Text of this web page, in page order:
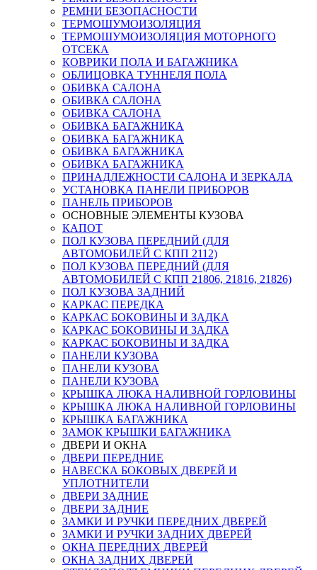
РЕМНИ БЕЗОПАСНОСТИ
ТЕРМОШУМОИЗОЛЯЦИЯ
ТЕРМОШУМОИЗОЛЯЦИЯ МОТОРНОГО
ОТСЕКА
КОВРИКИ ПОЛА И БАГАЖНИКА
ОБЛИЦОВКА ТУННЕЛЯ ПОЛА
ОБИВКА САЛОНА
ОБИВКА САЛОНА
ОБИВКА САЛОНА
ОБИВКА БАГАЖНИКА
ОБИВКА БАГАЖНИКА
ОБИВКА БАГАЖНИКА
ОБИВКА БАГАЖНИКА
ПРИНАДЛЕЖНОСТИ САЛОНА И ЗЕРКАЛА
УСТАНОВКА ПАНЕЛИ ПРИБОРОВ
ПАНЕЛЬ ПРИБОРОВ
ОСНОВНЫЕ ЭЛЕМЕНТЫ КУЗОВА
КАПОТ
ПОЛ КУЗОВА ПЕРЕДНИЙ (ДЛЯ
АВТОМОБИЛЕЙ С КПП 2112)
ПОЛ КУЗОВА ПЕРЕДНИЙ (ДЛЯ
АВТОМОБИЛЕЙ С КПП 21806, 21816, 21826)
ПОЛ КУЗОВА ЗАДНИЙ
КАРКАС ПЕРЕДКА
КАРКАС БОКОВИНЫ И ЗАДКА
КАРКАС БОКОВИНЫ И ЗАДКА
КАРКАС БОКОВИНЫ И ЗАДКА
ПАНЕЛИ КУЗОВА
ПАНЕЛИ КУЗОВА
ПАНЕЛИ КУЗОВА
КРЫШКА ЛЮКА НАЛИВНОЙ ГОРЛОВИНЫ
КРЫШКА ЛЮКА НАЛИВНОЙ ГОРЛОВИНЫ
КРЫШКА БАГАЖНИКА
ЗАМОК КРЫШКИ БАГАЖНИКА
ДВЕРИ И ОКНА
ДВЕРИ ПЕРЕДНИЕ
НАВЕСКА БОКОВЫХ ДВЕРЕЙ И
УПЛОТНИТЕЛИ
ДВЕРИ ЗАДНИЕ
ДВЕРИ ЗАДНИЕ
ЗАМКИ И РУЧКИ ПЕРЕДНИХ ДВЕРЕЙ
ЗАМКИ И РУЧКИ ЗАДНИХ ДВЕРЕЙ
ОКНА ПЕРЕДНИХ ДВЕРЕЙ
ОКНА ЗАДНИХ ДВЕРЕЙ